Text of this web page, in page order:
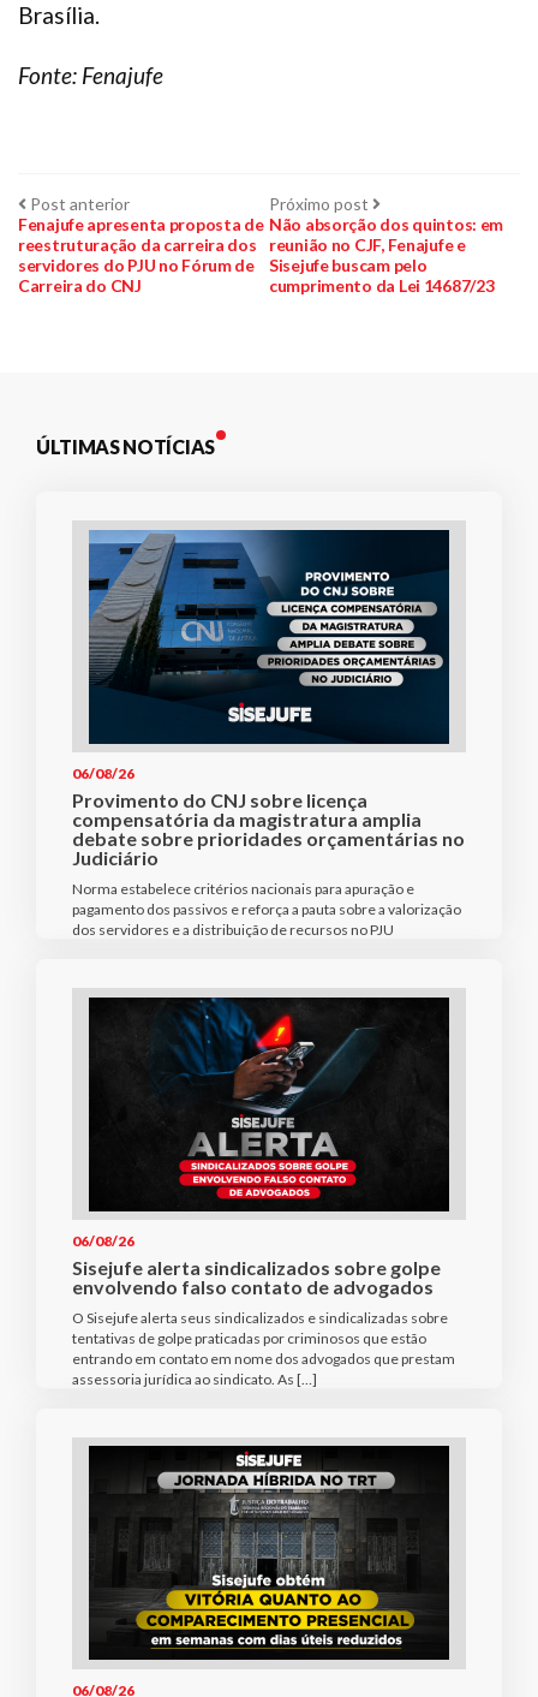
Brasília.
Fonte: Fenajufe
Navegação
de
Post
Post anteriorPost
anterior:
Fenajufe apresenta proposta de
reestruturação da carreira dos
servidores do PJU no Fórum de
Carreira do CNJ
Próximo post Próximo
post:
Não absorção dos quintos: em
reunião no CJF, Fenajufe e
Sisejufe buscam pelo
cumprimento da Lei 14687/23
ÚLTIMAS NOTÍCIAS
06/08/26
Provimento do CNJ sobre licença
compensatória da magistratura amplia
debate sobre prioridades orçamentárias no
Judiciário
Norma estabelece critérios nacionais para apuração e
pagamento dos passivos e reforça a pauta sobre a valorização
dos servidores e a distribuição de recursos no PJU
06/08/26
Sisejufe alerta sindicalizados sobre golpe
envolvendo falso contato de advogados
O Sisejufe alerta seus sindicalizados e sindicalizadas sobre
tentativas de golpe praticadas por criminosos que estão
entrando em contato em nome dos advogados que prestam
assessoria jurídica ao sindicato. As […]
06/08/26